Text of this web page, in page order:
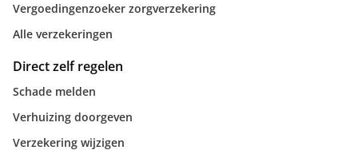
Vergoedingenzoeker zorgverzekering
Alle verzekeringen
Direct zelf regelen
Schade melden
Verhuizing doorgeven
Verzekering wijzigen